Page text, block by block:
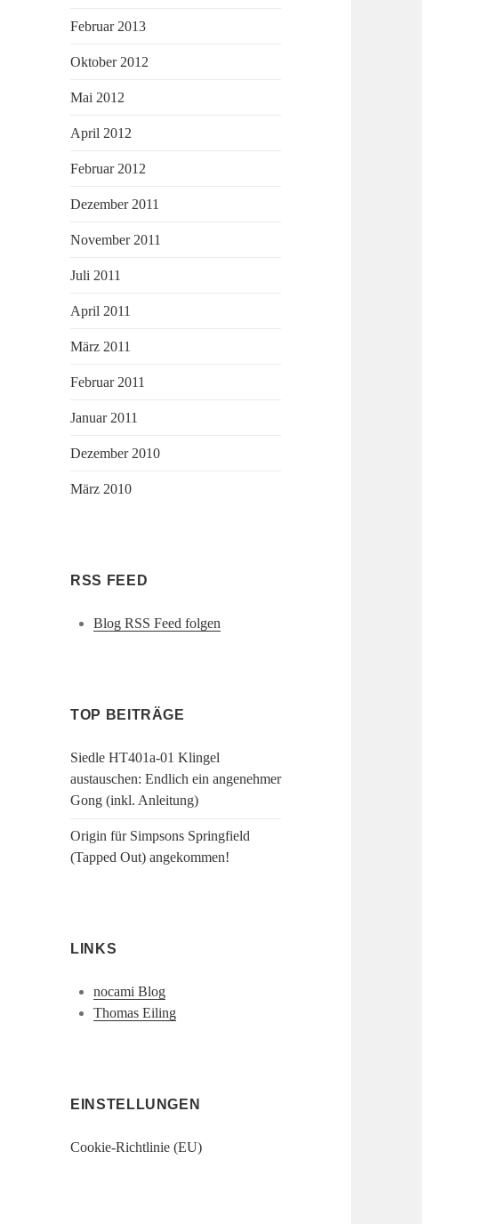
Februar 2013
Oktober 2012
Mai 2012
April 2012
Februar 2012
Dezember 2011
November 2011
Juli 2011
April 2011
März 2011
Februar 2011
Januar 2011
Dezember 2010
März 2010
RSS FEED
Blog RSS Feed folgen
TOP BEITRÄGE
Siedle HT401a-01 Klingel
austauschen: Endlich ein angenehmer
Gong (inkl. Anleitung)
Origin für Simpsons Springfield
(Tapped Out) angekommen!
LINKS
nocami Blog
Thomas Eiling
EINSTELLUNGEN
Cookie-Richtlinie (EU)